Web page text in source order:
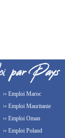
›› Emploi Maroc
›› Emploi Mauritanie
›› Emploi Oman
›› Emploi Poland